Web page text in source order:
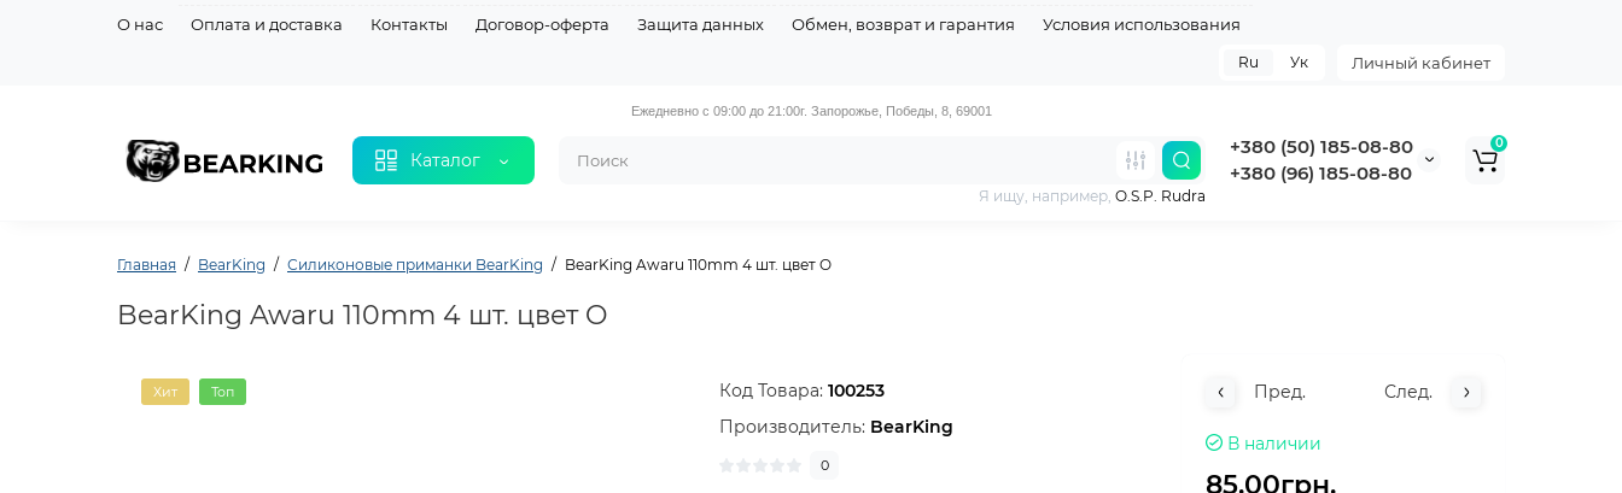
О нас Оплата и доставка Контакты Договор-оферта Защита данных Обмен, возврат и гарантия
Условия использования
Личный кабинет
Ru Ук
Каталог
Ежедневно с 09:00 до 21:00г. Запорожье, Победы, 8, 69001
+380 (50) 185-08-80
+380 (96) 185-08-80
Я ищу, например, O.S.P. Rudra
0
Главная BearKing Силиконовые приманки BearKing BearKing Awaru 110mm 4 шт. цвет O
BearKing Awaru 110mm 4 шт. цвет O
Хит Топ Код Товара:100253
Производитель: BearKing
0
Пред. След.
В наличии
85.00грн.